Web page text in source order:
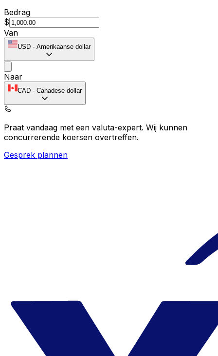
Bedrag
$
Van
USD - Amerikaanse dollar
Naar
CAD - Canadese dollar
Praat vandaag met een valuta-expert. Wij kunnen
concurrerende koersen overtreffen.
Gesprek plannen